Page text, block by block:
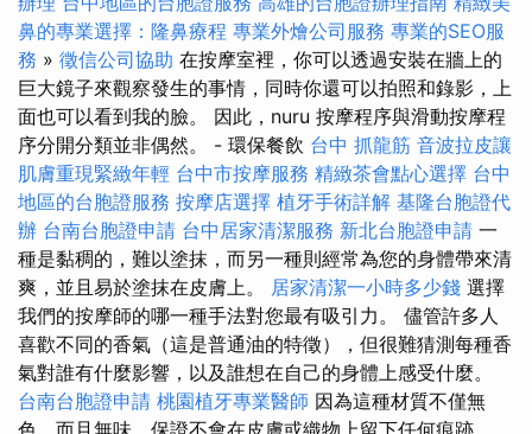
鼻的專業選擇：隆鼻療程 專業外燴公司服務 專業的SEO服
務 » 徵信公司協助 在按摩室裡，你可以透過安裝在牆上的
巨大鏡子來觀察發生的事情，同時你還可以拍照和錄影，上
面也可以看到我的臉。 因此，nuru 按摩程序與滑動按摩程
序分開分類並非偶然。 - 環保餐飲 台中 抓龍筋 音波拉皮讓
肌膚重現緊緻年輕 台中市按摩服務 精緻茶會點心選擇 台中
地區的台胞證服務 按摩店選擇 植牙手術詳解 基隆台胞證代
辦 台南台胞證申請 台中居家清潔服務 新北台胞證申請 一
種是黏稠的，難以塗抹，而另一種則經常為您的身體帶來清
爽，並且易於塗抹在皮膚上。 居家清潔一小時多少錢 選擇
我們的按摩師的哪一種手法對您最有吸引力。 儘管許多人
喜歡不同的香氣（這是普通油的特徵），但很難猜測每種香
氣對誰有什麼影響，以及誰想在自己的身體上感受什麼。
台南台胞證申請 桃園植牙專業醫師 因為這種材質不僅無
色，而且無味，保證不會在皮膚或織物上留下任何痕跡。